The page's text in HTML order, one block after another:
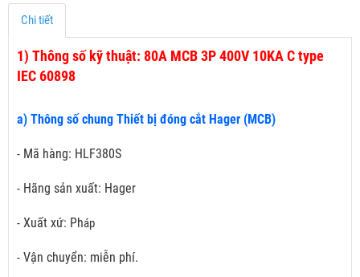
Chi tiết
1) Thông số kỹ thuật: 80A MCB 3P 400V 10KA C type
IEC 60898
a) Thông số chung Thiết bị đóng cắt Hager (MCB)
- Mã hàng: HLF380S
- Hãng sản xuất: Hager
- Xuất xứ: Pháp
- Vận chuyển: miễn phí.